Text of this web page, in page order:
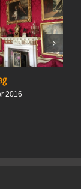
2016